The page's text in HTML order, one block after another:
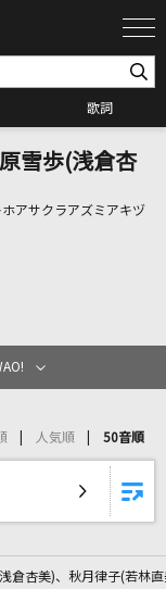
歌詞
の一覧
雪歩(浅倉杏
アサクラアズミアキヅ
人気順 50音順
倉杏美)、秋月律子(若林